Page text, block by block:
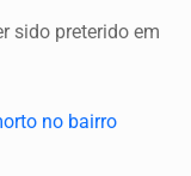
sido preterido em